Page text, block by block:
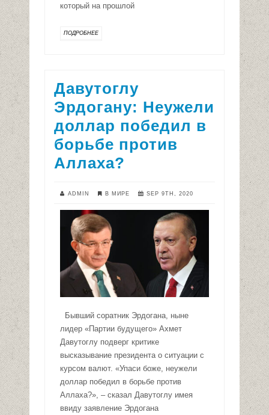
который на прошлой
ПОДРОБНЕЕ
Давутоглу
Эрдогану: Неужели
доллар победил в
борьбе против
Аллаха?
ADMIN В МИРЕ SEP 9TH, 2020
Бывший соратник Эрдогана, ныне
лидер «Партии будущего» Ахмет
Давутоглу подверг критике
высказывание президента о ситуации с
курсом валют. «Упаси боже, неужели
доллар победил в борьбе против
Аллаха?», – сказал Давутоглу имея
ввиду заявление Эрдогана